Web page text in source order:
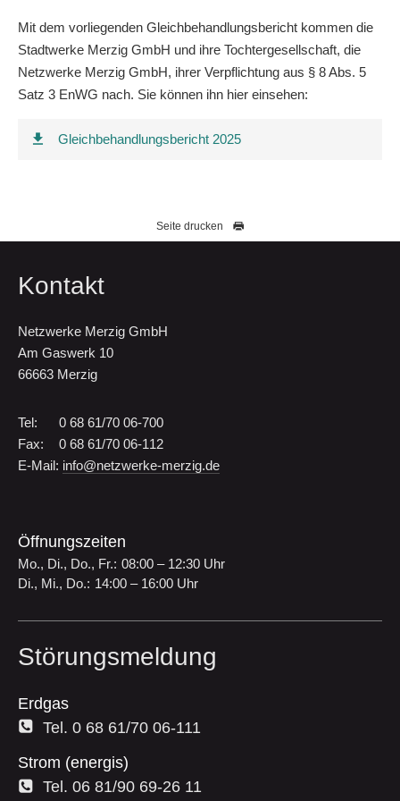
Mit dem vorliegenden Gleichbehandlungsbericht kommen die
Stadtwerke Merzig GmbH und ihre Tochtergesellschaft, die
Netzwerke Merzig GmbH, ihrer Verpflichtung aus § 8 Abs. 5
Satz 3 EnWG nach. Sie können ihn hier einsehen:
Gleichbehandlungsbericht 2025
Seite drucken
Kontakt
Netzwerke Merzig GmbH
Am Gaswerk 10
66663 Merzig
Tel:
0 68 61/70 06-700
Fax:
0 68 61/70 06-112
E-Mail: info@netzwerke-merzig.de
Öffnungszeiten
Mo., Di., Do., Fr.: 08:00 – 12:30 Uhr
Di., Mi., Do.: 14:00 – 16:00 Uhr
Störungsmeldung
Erdgas
Tel. 0 68 61/70 06-111
Strom (energis)
Tel. 06 81/90 69-26 11
Graustufen
Großer Mauszeiger
Lesehilfe
Links unterstreichen